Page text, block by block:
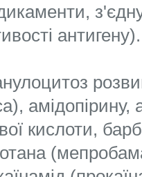
антигену).
амідопірину,
кислоти,